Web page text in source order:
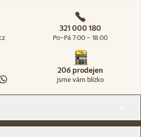
321 000 180
Po–Pá 7:00 – 18:00
206 prodejen
jsme vám blízko